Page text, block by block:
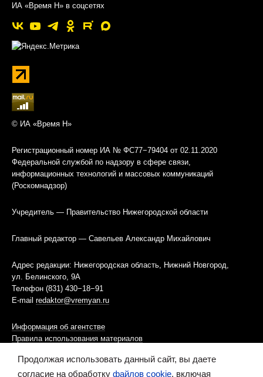
ИА «Время Н» в соцсетях
© ИА «Время Н»
Регистрационный номер ИА № ФС77−79404 от 02.11.2020
Федеральной службой по надзору в сфере связи,
информационных технологий и массовых коммуникаций
(Роскомнадзор)
Учредитель — Правительство Нижегородской области
Главный редактор — Савельев Александр Михайлович
Адрес редакции: Нижегородская область, Нижний Новгород,
ул. Белинского, 9А
Телефон (831) 430−18−91
E-mail redaktor@vremyan.ru
Информация об агентстве
Правила использования материалов
Информационная политика использования «cookies»-файлов
Продолжая использовать данный сайт, вы даете
согласие на обработку файлов cookie, включая